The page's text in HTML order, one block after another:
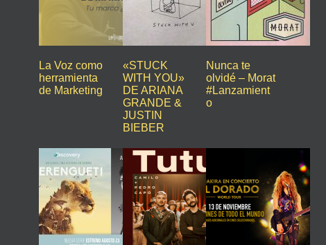
La Voz como
herramienta
de Marketing
«STUCK
WITH YOU»
DE ARIANA
GRANDE &
JUSTIN
BIEBER
Nunca te
olvidé – Morat
#Lanzamient
o